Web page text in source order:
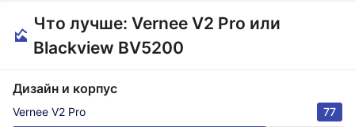
Что лучше: Vernee V2 Pro или
Blackview BV5200
Дизайн и корпус
Vernee V2 Pro 77